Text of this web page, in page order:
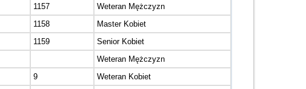
1157
Weteran Mężczyzn
1158
Master Kobiet
1159
Senior Kobiet
Weteran Mężczyzn
9
Weteran Kobiet